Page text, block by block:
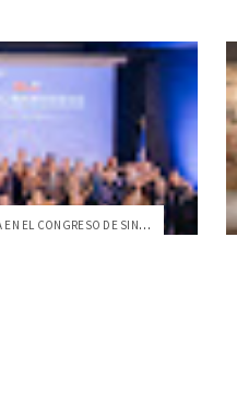
LA USFQ PARTICIPA EN EL CONGRESO DE SINÓ...